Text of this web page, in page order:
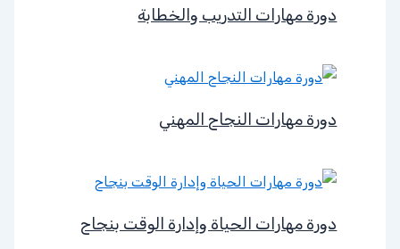
دورة مهارات التدريب والخطابة
دورة مهارات النجاح المهني
دورة مهارات الحياة وإدارة الوقت بنجاح